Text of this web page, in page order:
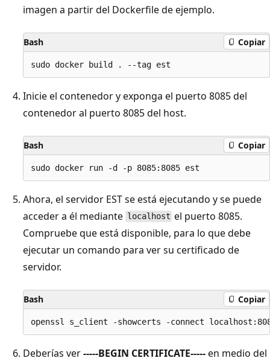
imagen a partir del Dockerfile de ejemplo.
Bash Copiar
Inicie el contenedor y exponga el puerto 8085 del
contenedor al puerto 8085 del host.
Bash Copiar
Ahora, el servidor EST se está ejecutando y se puede
acceder a él mediante localhost el puerto 8085.
Compruebe que está disponible, para lo que debe
ejecutar un comando para ver su certificado de
servidor.
Bash Copiar
Deberías ver-----BEGIN CERTIFICATE-----en medio del